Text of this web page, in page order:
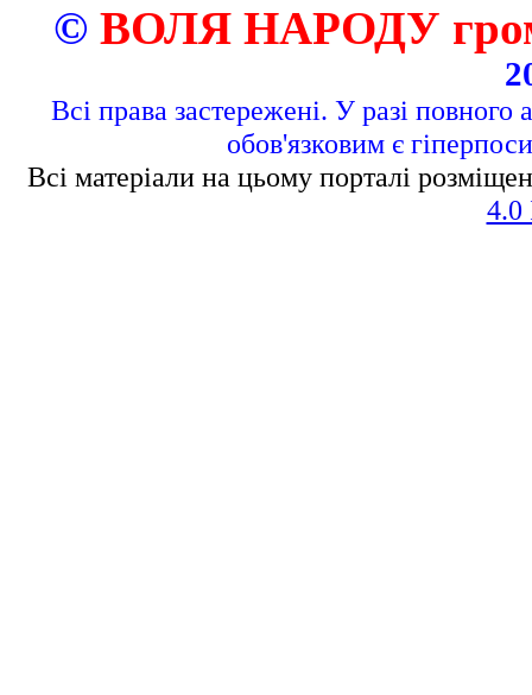
© ВОЛЯ НАРОДУ
Всі права застережені. У разі повного
обов'язковим є
Всі матеріали на цьому порталі
4.0